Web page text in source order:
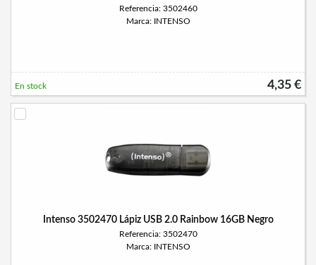
Referencia: 3502460
Marca: INTENSO
4,35 €
En stock
Intenso 3502470 Lápiz USB 2.0 Rainbow 16GB Negro
Referencia: 3502470
Marca: INTENSO